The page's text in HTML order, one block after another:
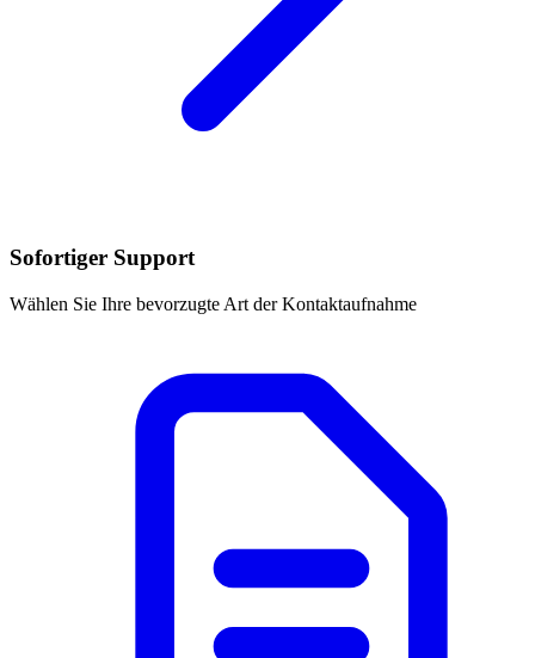
Sofortiger Support
Wählen Sie Ihre bevorzugte Art der Kontaktaufnahme